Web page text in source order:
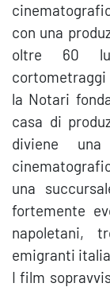
con una
oltre 60
la Notari
casa di
diviene
una
fortemente
napoletani,
emigranti
I film